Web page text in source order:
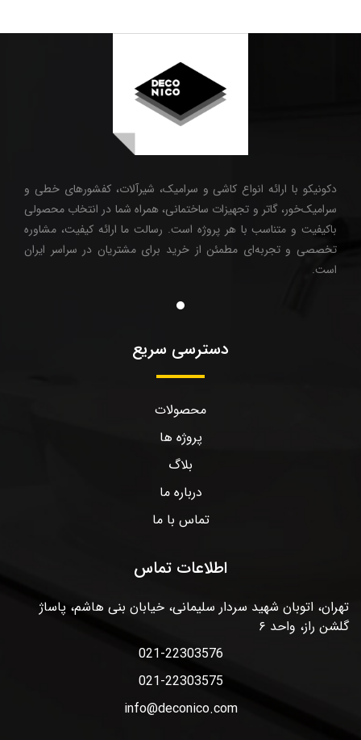
دکونیکو با ارائه انواع کاشی و سرامیک، شیرآلات، کفشورهای خطی و
سرامیک‌خور، گاتر و تجهیزات ساختمانی، همراه شما در انتخاب محصولی
باکیفیت و متناسب با هر پروژه است. رسالت ما ارائه کیفیت، مشاوره
تخصصی و تجربه‌ای مطمئن از خرید برای مشتریان در سراسر ایران
است.
دسترسی سریع
محصولات
پروژه ها
بلاگ
درباره ما
تماس با ما
اطلاعات تماس
تهران، اتوبان شهید سردار سلیمانی، خیابان بنی هاشم، پاساژ
گلشن راز، واحد ۶
021-22303576
021-22303575
info@deconico.com